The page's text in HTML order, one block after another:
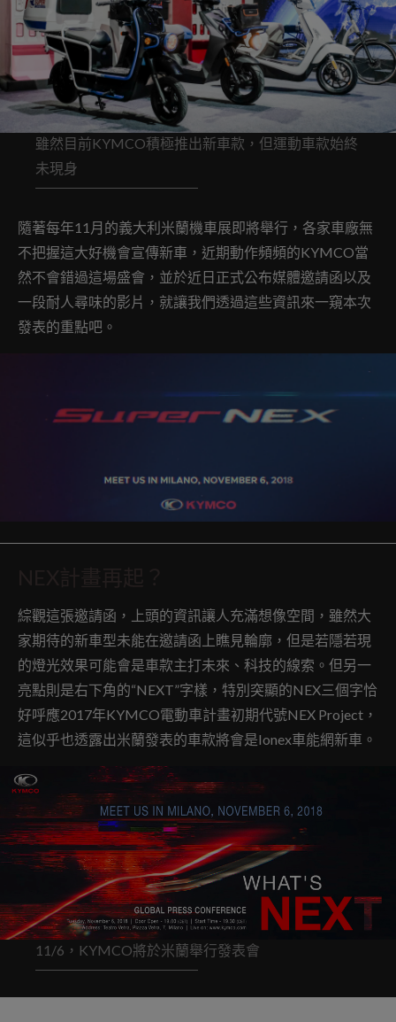
雖然目前KYMCO積極推出新車款，但運動車款始終
未現身
隨著每年11月的義大利米蘭機車展即將舉行，各家車廠無
不把握這大好機會宣傳新車，近期動作頻頻的KYMCO當
然不會錯過這場盛會，並於近日正式公布媒體邀請函以及
一段耐人尋味的影片，就讓我們透過這些資訊來一窺本次
發表的重點吧。
綜觀這張邀請函，上頭的資訊讓人充滿想像空間，雖然大
家期待的新車型未能在邀請函上瞧見輪廓，但是若隱若現
的燈光效果可能會是車款主打未來、科技的線索。但另一
亮點則是右下角的“NEXT”字樣，特別突顯的NEX三個字恰
好呼應2017年KYMCO電動車計畫初期代號NEX Project，
這似乎也透露出米蘭發表的車款將會是Ionex車能網新車。
11/6，KYMCO將於米蘭舉行發表會